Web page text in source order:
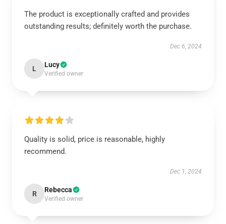
The product is exceptionally crafted and provides
outstanding results; definitely worth the purchase.
Dec 6, 2024
L Lucy
Verified owner
Quality is solid, price is reasonable, highly
recommend.
Dec 1, 2024
R Rebecca
Verified owner